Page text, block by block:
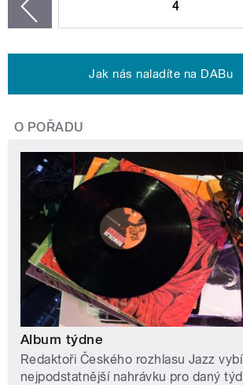
4
Jak nás naladíte na DABu
O POŘADU
Album týdne
Redaktoři Českého rozhlasu Jazz
nejpodstatnější nahrávku pro daný